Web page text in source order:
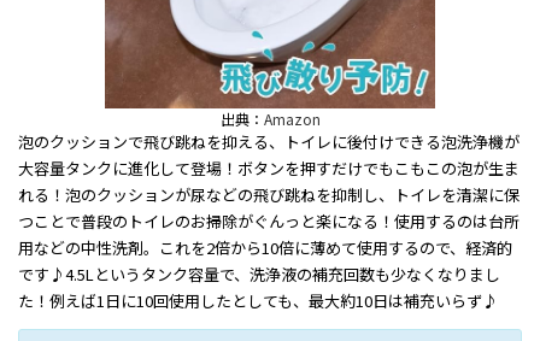
出典： Amazon
泡のクッションで飛び跳ねを抑える、トイレに後付けできる泡洗浄機が
大容量タンクに進化して登場！ボタンを押すだけでもこもこの泡が生ま
れる！泡のクッションが尿などの飛び跳ねを抑制し、トイレを清潔に保
つことで普段のトイレのお掃除がぐんっと楽になる！使用するのは台所
用などの中性洗剤。これを2倍から10倍に薄めて使用するので、経済的
です♪4.5Lというタンク容量で、洗浄液の補充回数も少なくなりまし
た！例えば1日に10回使用したとしても、最大約10日は補充いらず♪